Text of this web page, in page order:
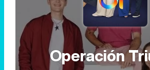
Operación